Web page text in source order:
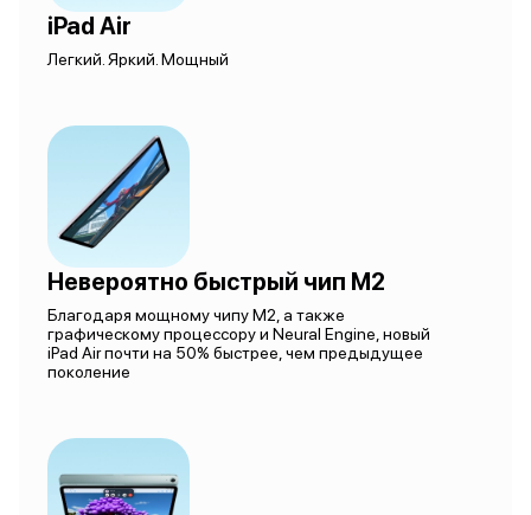
iPad Air
Легкий. Яркий. Мощный
Невероятно быстрый чип M2
Благодаря мощному чипу M2, а также
графическому процессору и Neural Engine, новый
iPad Air почти на 50% быстрее, чем предыдущее
поколение